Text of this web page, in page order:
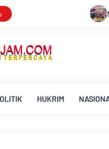
Usia 59 Tahun, Sinsen
HUKRIM